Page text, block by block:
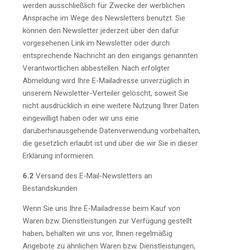
werden ausschließlich für Zwecke der werblichen
Ansprache im Wege des Newsletters benutzt. Sie
können den Newsletter jederzeit über den dafür
vorgesehenen Link im Newsletter oder durch
entsprechende Nachricht an den eingangs genannten
Verantwortlichen abbestellen. Nach erfolgter
Abmeldung wird Ihre E-Mailadresse unverzüglich in
unserem Newsletter-Verteiler gelöscht, soweit Sie
nicht ausdrücklich in eine weitere Nutzung Ihrer Daten
eingewilligt haben oder wir uns eine
darüberhinausgehende Datenverwendung vorbehalten,
die gesetzlich erlaubt ist und über die wir Sie in dieser
Erklärung informieren.
6.2 Versand des E-Mail-Newsletters an
Bestandskunden
Wenn Sie uns Ihre E-Mailadresse beim Kauf von
Waren bzw. Dienstleistungen zur Verfügung gestellt
haben, behalten wir uns vor, Ihnen regelmäßig
Angebote zu ähnlichen Waren bzw. Dienstleistungen,